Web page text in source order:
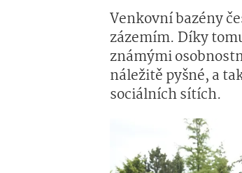
Venkovní bazény
zázemím. Díky
známými
náležitě pyšné, a
sociálních sítích.